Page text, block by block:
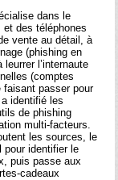
dans le
des téléphones
vente au détail, à
(phishing en
l’internaute
(comptes
passer pour
identifié les
de phishing
multi-facteurs.
les sources, le
pour identifier le
puis passe aux
cadeaux